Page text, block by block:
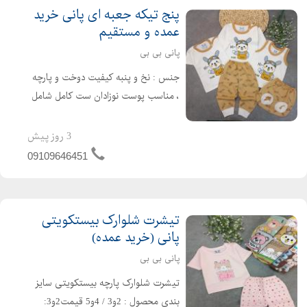
پنج تیکه جعبه ای پانی خرید
عمده و مستقیم
پانی بی بی
جنس : نخ و پنبه کیفیت دوخت و پارچه
، مناسب پوست نوزادان ست کامل شامل
شورت عینکی و شلوار می باشد که پنج
تکه اصلی و کاربری در لباس نوزاد هستند.
3 روز پیش
09109646451
تیشرت شلوارک بیستکویتی
پانی (خرید عمده)
پانی بی بی
تیشرت شلوارک پارچه بیستکویتی سایز
بندی محصول : 2و3 / 4و5 قیمت2و3: